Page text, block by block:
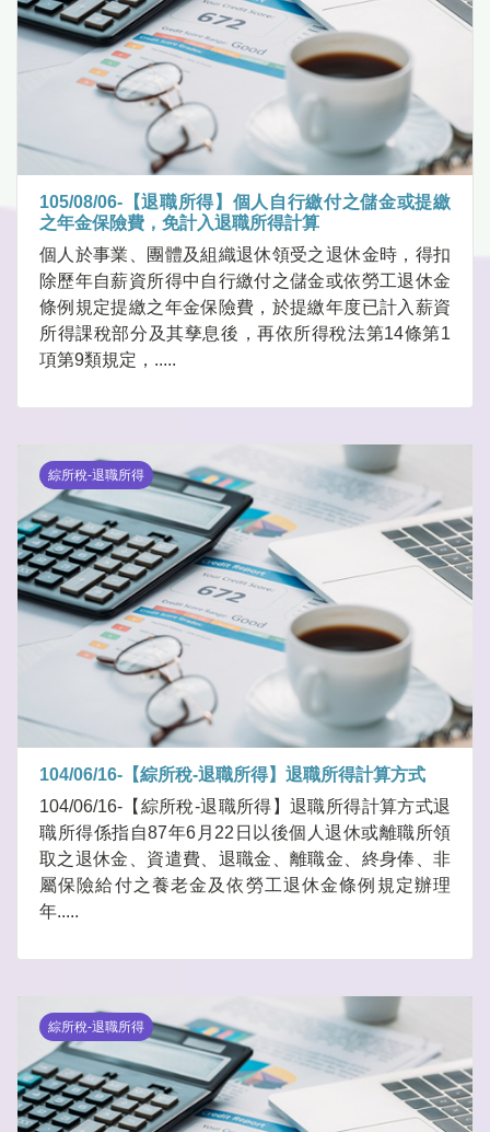
105/08/06-【退職所得】個人自行繳付之儲金或提繳
之年金保險費，免計入退職所得計算
個人於事業、團體及組織退休領受之退休金時，得扣
除歷年自薪資所得中自行繳付之儲金或依勞工退休金
條例規定提繳之年金保險費，於提繳年度已計入薪資
所得課稅部分及其孳息後，再依所得稅法第14條第1
項第9類規定，.....
綜所稅-退職所得
104/06/16-【綜所稅-退職所得】退職所得計算方式
104/06/16-【綜所稅-退職所得】退職所得計算方式退
職所得係指自87年6月22日以後個人退休或離職所領
取之退休金、資遣費、退職金、離職金、終身俸、非
屬保險給付之養老金及依勞工退休金條例規定辦理
年.....
綜所稅-退職所得